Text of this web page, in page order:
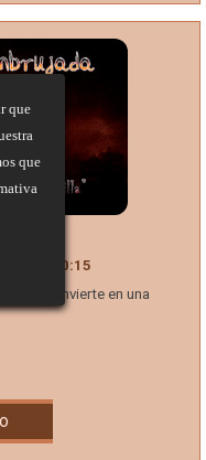
que
que
20:15
se convierte en una